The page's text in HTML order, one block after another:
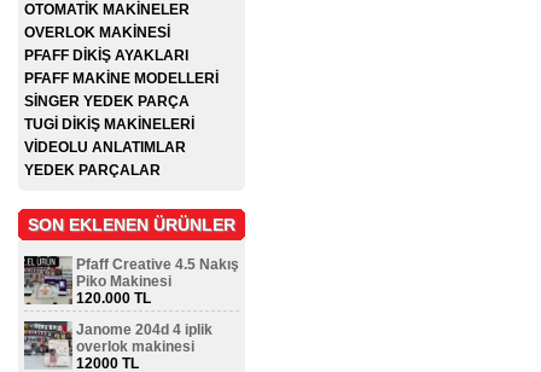
OTOMATİK MAKİNELER
OVERLOK MAKİNESİ
PFAFF DİKİŞ AYAKLARI
PFAFF MAKİNE MODELLERİ
SİNGER YEDEK PARÇA
TUGİ DİKİŞ MAKİNELERİ
VİDEOLU ANLATIMLAR
YEDEK PARÇALAR
SON EKLENEN ÜRÜNLER
Pfaff Creative 4.5 Nakış
Piko Makinesi
120.000 TL
Janome 204d 4 iplik
overlok makinesi
12000 TL